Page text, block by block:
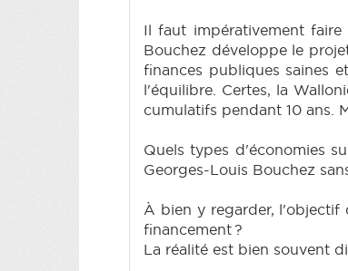
Il faut impérativement
Bouchez développe le
finances publiques saines
l'équilibre. Certes, la
cumulatifs pendant 10 ans.
Quels types d'économies
Georges-Louis Bouchez
À bien y regarder, l'objectif
financement ?
La réalité est bien souvent